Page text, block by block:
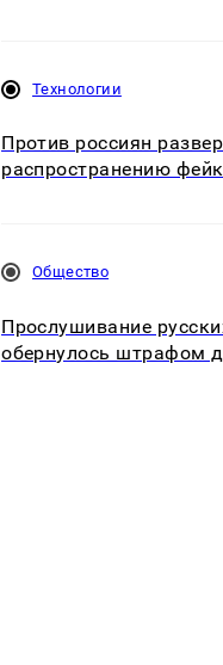
Технологии
Против россиян
распространению
Общество
Прослушивание
обернулось штрафом